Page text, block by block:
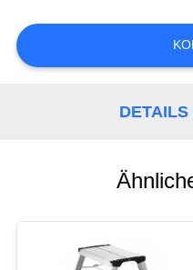
VERBINDUNG
FORDERNDETAILS